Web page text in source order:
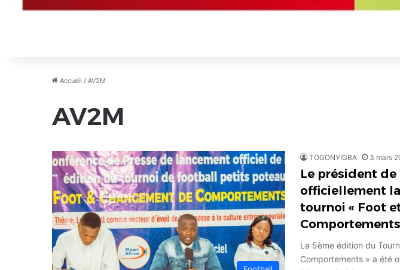
Accueil / AV2M
AV2M
TOGONYIGBA 3 mars
Le président de
officiellement
tournoi « Foot
La 5ème édition du
Comportements » a été